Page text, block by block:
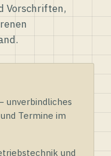
Vorschriften,
unverbindliches
Termine im
und